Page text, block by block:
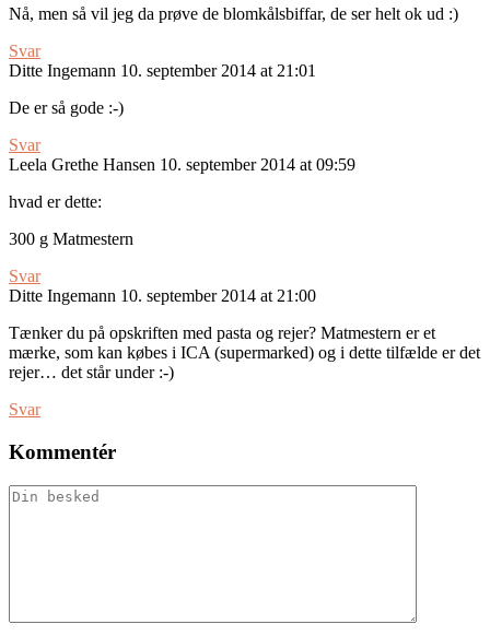
Nå, men så vil jeg da prøve de blomkålsbiffar, de ser helt ok ud :)
Svar
Ditte Ingemann 10. september 2014 at 21:01
De er så gode :-)
Svar
Leela Grethe Hansen 10. september 2014 at 09:59
hvad er dette:
300 g Matmestern
Svar
Ditte Ingemann 10. september 2014 at 21:00
Tænker du på opskriften med pasta og rejer? Matmestern er et
mærke, som kan købes i ICA (supermarked) og i dette tilfælde er det
rejer… det står under :-)
Svar
Kommentér